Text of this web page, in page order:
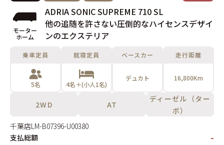
モーター
ホーム
ADRIA SONIC SUPREME 710 SL
他の追随を許さない圧倒的なハイセンスデザイ
ンのエクステリア
乗車定員
5名
就寝定員
4名＋(小人1名)
ベースカー
デュカト
走行距離
16,800Km
2WD AT
ディーゼル（ター
ボ）
千葉店LM-B07396-U00380
支払総額
-